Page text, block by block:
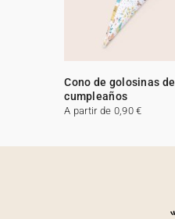
Cono de golosinas de
cumpleaños
A partir de 0,90 €